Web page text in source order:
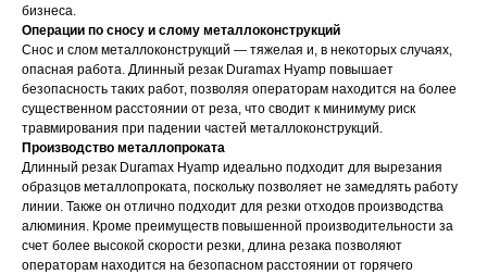
бизнеса.
Операции по сносу и слому металлоконструкций
Снос и слом металлоконструкций — тяжелая и, в некоторых случаях,
опасная работа. Длинный резак Duramax Hyamp повышает
безопасность таких работ, позволяя операторам находится на более
существенном расстоянии от реза, что сводит к минимуму риск
травмирования при падении частей металлоконструкций.
Производство металлопроката
Длинный резак Duramax Hyamp идеально подходит для вырезания
образцов металлопроката, поскольку позволяет не замедлять работу
линии. Также он отлично подходит для резки отходов производства
алюминия. Кроме преимуществ повышенной производительности за
счет более высокой скорости резки, длина резака позволяют
операторам находится на безопасном расстоянии от горячего
О производстве Контакты
Карта сайта mdpm.ae